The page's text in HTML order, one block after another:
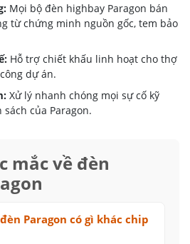
Mọi bộ đèn highbay Paragon bán
từ chứng minh nguồn gốc, tem bảo
Hỗ trợ chiết khấu linh hoạt cho thợ
dự án.
Xử lý nhanh chóng mọi sự cố kỹ
của Paragon.
mắc về đèn
Paragon có gì khác chip